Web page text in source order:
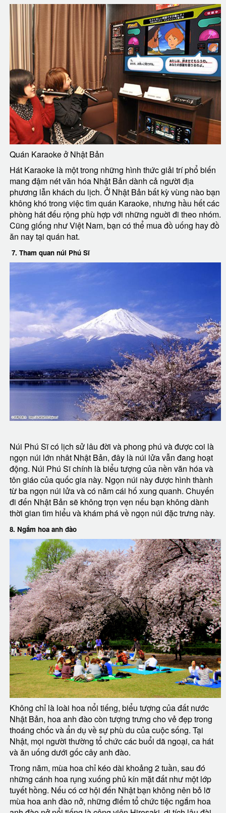
Quán Karaoke ở Nhật Bản
Hát Karaoke là một trong những hình thức giải trí phổ biến
mang đậm nét văn hóa Nhật Bản dành cả người địa
phương lẫn khách du lịch. Ở Nhật Bản bất kỳ vùng nào bạn
không khó trong việc tìm quán Karaoke, nhưng hầu hết các
phòng hát đếu rộng phù hợp với những nguời đi theo nhóm.
Cũng giống như Việt Nam, bạn có thể mua đồ uống hay đồ
ăn nay tại quán hat.
7. Tham quan núi Phú Sĩ
Núi Phú Sĩ có lịch sử lâu đời và phong phú và được coi là
ngọn núi lớn nhât Nhật Bản, đây là núi lửa vẫn đang hoạt
động. Núi Phú Sĩ chính là biểu tượng của nền văn hóa và
tôn giáo của quốc gia này. Ngọn núi này được hình thành
từ ba ngọn núi lửa và có năm cái hố xung quanh. Chuyến
đi đến Nhật Bản sẽ không trọn vẹn nếu bạn không dành
thời gian tìm hiểu và khám phá về ngọn núi đặc trưng này.
8. Ngắm hoa anh đào
Không chỉ là loài hoa nổi tiếng, biểu tượng của đất nước
Nhật Bản, hoa anh đào còn tượng trưng cho vẻ đẹp trong
thoáng chốc và ẩn dụ về sự phù du của cuộc sống. Tại
Nhật, mọi người thường tổ chức các buổi dã ngoại, ca hát
và ăn uống dưới gốc cây anh đào.
Trong năm, mùa hoa chỉ kéo dài khoảng 2 tuần, sau đó
những cánh hoa rụng xuống phủ kín mặt đất như một lớp
tuyết hồng. Nếu có cơ hội đến Nhật bạn không nên bỏ lỡ
mùa hoa anh đào nở, những điểm tổ chức tiệc ngắm hoa